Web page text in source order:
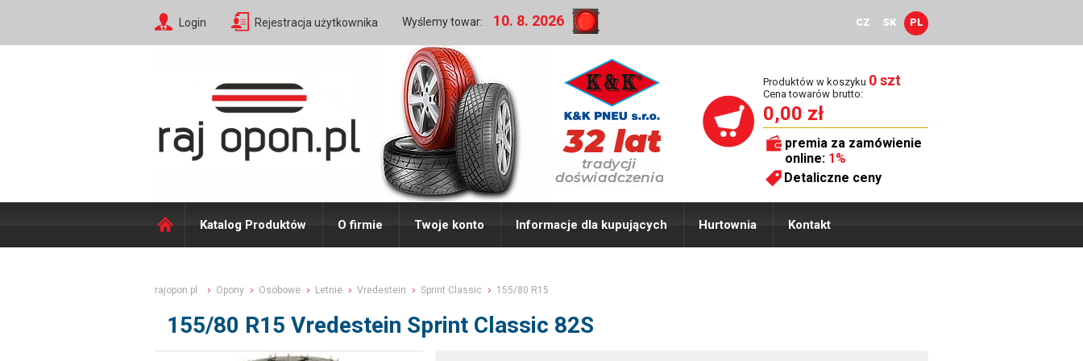
Login Rejestracja użytkownika Wyślemy towar: 10. 8. 2026 CZ SK PL
Produktów w koszyku 0 szt
Cena towarów brutto:
0,00 zł
premia za zamówienie
online: 1%
Detaliczne ceny
Katalog Produktów O firmie Twoje konto Informacje dla kupujących Hurtownia Kontakt
rajopon.pl Opony Osobowe Letnie Vredestein Sprint Classic 155/80 R15
155/80 R15 Vredestein Sprint Classic 82S